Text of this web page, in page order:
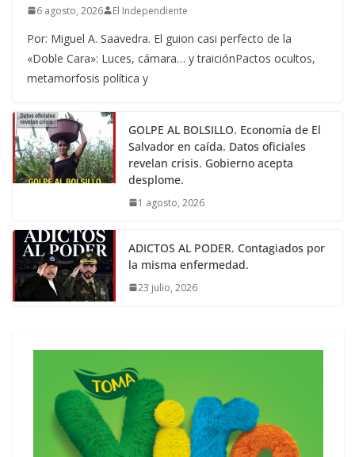
6 agosto, 2026 El Independiente
Por: Miguel A. Saavedra. El guion casi perfecto de la
«Doble Cara»: Luces, cámara… y traiciónPactos ocultos,
metamorfosis política y
GOLPE AL BOLSILLO. Economía de El
Salvador en caída. Datos oficiales
revelan crisis. Gobierno acepta
desplome.
1 agosto, 2026
ADICTOS AL PODER. Contagiados por
la misma enfermedad.
23 julio, 2026